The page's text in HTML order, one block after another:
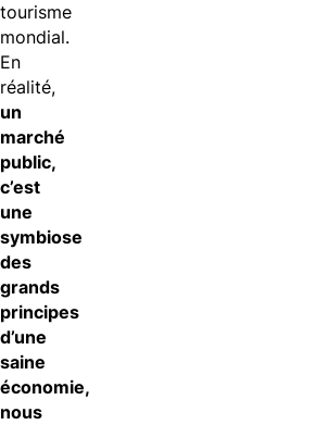
tourisme
mondial.
En
réalité,
un
marché
public,
c’est
une
symbiose
des
grands
principes
d’une
saine
économie,
nous